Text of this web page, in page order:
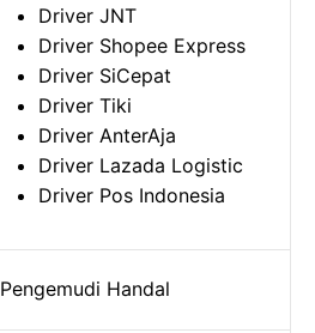
Driver JNT
Driver Shopee Express
Driver SiCepat
Driver Tiki
Driver AnterAja
Driver Lazada Logistic
Driver Pos Indonesia
Pengemudi Handal